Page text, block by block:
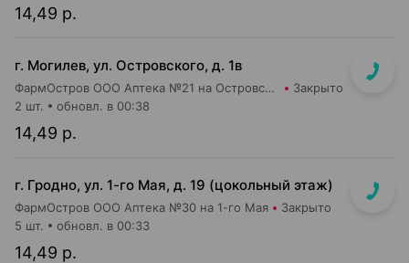
14,49 р.
г. Могилев, ул. Островского, д. 1в
ФармОстров ООО Аптека №21 на Островского Закрыто
14,49 р.
2 шт. обновл. в 00:38
г. Гродно, ул. 1-го Мая, д. 19 (цокольный этаж)
ФармОстров ООО Аптека №30 на 1-го Мая Закрыто
14,49 р.
5 шт. обновл. в 00:33